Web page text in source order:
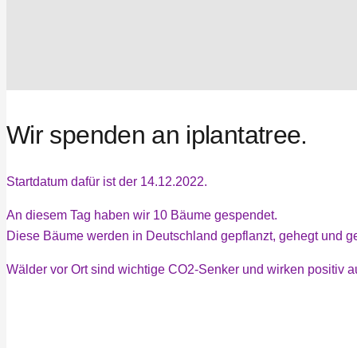
Wir spenden an iplantatree.
Startdatum dafür ist der 14.12.2022.
An diesem Tag haben wir 10 Bäume gespendet.
Diese Bäume werden in Deutschland gepflanzt, gehegt und
Wälder vor Ort sind wichtige CO2-Senker und wirken positiv